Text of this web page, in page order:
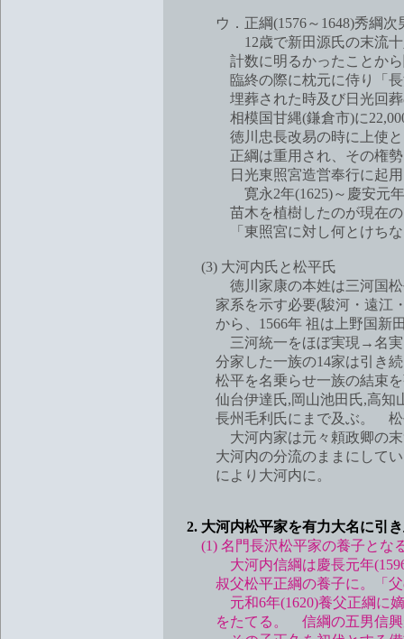
ウ．正綱(1576～1648)秀綱次
12歳で新田源氏の末流十八松
計数に明るかったことから関
臨終の際に枕元に侍り「長沢
埋葬された時及び日光回葬の
相模国甘縄(鎌倉市)に22,000
徳川忠長改易の時に上使とし
正綱は重用され、その権勢は
日光東照宮造営奉行に起用し
寛永2年(1625)～慶安元年
苗木を植樹したのが現在の日
「東照宮に対し何とけちなこ
(3) 大河内氏と松平氏
徳川家康の本姓は三河国松平
家系を示す必要(駿河・遠江・
から、1566年 祖は上野国新田
三河統一をほぼ実現→名実とも
分家した一族の14家は引き続
松平を名乗らせ一族の結束を
仙台伊達氏,岡山池田氏,高知山
長州毛利氏にまで及ぶ。 松平
大河内家は元々頼政卿の末裔
大河内の分流のままにしてい
により大河内に。
2. 大河内松平家を有力大名に引
(1) 名門長沢松平家の養子とな
大河内信綱は慶長元年(1596)
叔父松平正綱の養子に。「父の
元和6年(1620)養父正綱に嫡子
をたてる。 信綱の五男信興が